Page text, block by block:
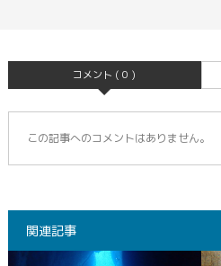
コメント ( 0 )
この記事へのコメントはありません。
関連記事